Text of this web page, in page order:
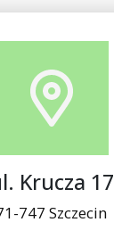
Krucza 17
747 Szczecin